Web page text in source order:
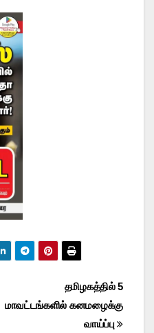
தமிழகத்தில் 5
மாவட்டங்களில் கனமழைக்கு
வாய்ப்பு